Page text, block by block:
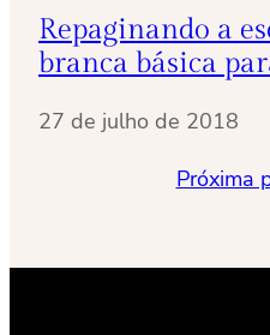
Repaginando a
branca básica
27 de julho de 2018
Próxima